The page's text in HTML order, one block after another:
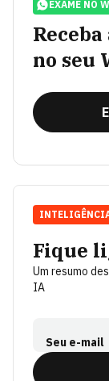
EXAME NO
no seu
Fique
Um resumo
IA
Seu e-mail